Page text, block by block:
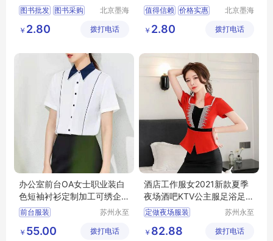
书、图书 馆投标
图书批发 图书采购
北京墨海
有限公司
￥ 2.80 拨打电话
值得信赖 价格实惠
北京墨海
有限公司
￥ 2.80 拨打电话
办公室前台OA女士职业装白
色短袖衬衫定制加工可绣企
业标志
前台服装
女士白衬衫
苏州永至
限公司
￥ 55.00 拨打电话
酒店工作服女2021新款夏季
夜场酒吧KTV公主服足浴足疗
技师服套装
定做夜场服装
KTV服装 小姐服装
苏州永至
限公司
￥ 82.88 拨打电话